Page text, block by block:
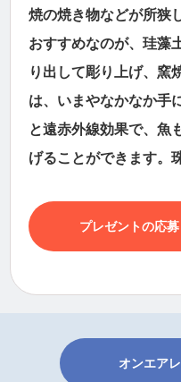
焼の焼き物などが所狭
おすすめなのが、珪藻
り出して彫り上げ、窯
は、いまやなかなか手
と遠赤外線効果で、魚
げることができます。
プレゼントの応
オンエア